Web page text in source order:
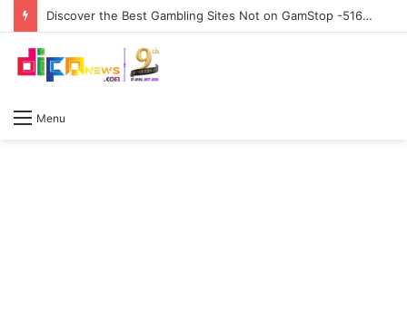
Discover the Best Gambling Sites Not on GamStop -516074750
Menu